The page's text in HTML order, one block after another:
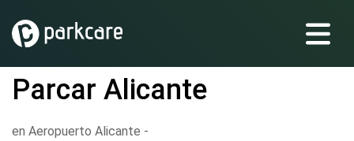
Parcar Alicante
en Aeropuerto Alicante -